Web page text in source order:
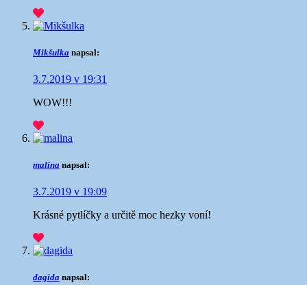
Mikšulka napsal:
3.7.2019 v 19:31
WOW!!!
malina napsal:
3.7.2019 v 19:09
Krásné pytlíčky a určitě moc hezky voní!
dagida napsal: